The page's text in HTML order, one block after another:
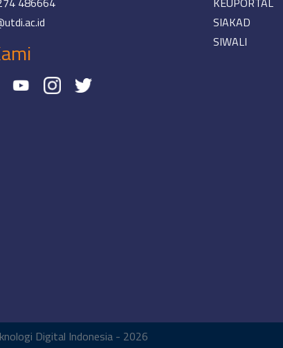
SIAKAD
SIWALI
Digital Indonesia - 2026